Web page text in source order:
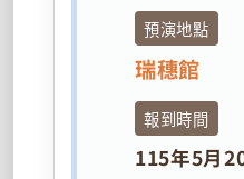
預演地點
瑞穗館
報到時間
115年5月